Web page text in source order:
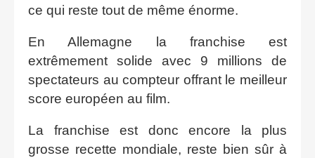
ce qui reste tout de même énorme.
En Allemagne la franchise est
extrêmement solide avec 9 millions de
spectateurs au compteur offrant le meilleur
score européen au film.
La franchise est donc encore la plus
grosse recette mondiale, reste bien sûr à